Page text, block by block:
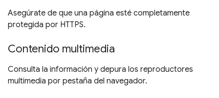
Asegúrate de que una página esté completamente
protegida por HTTPS.
Contenido multimedia
Consulta la información y depura los reproductores
multimedia por pestaña del navegador.